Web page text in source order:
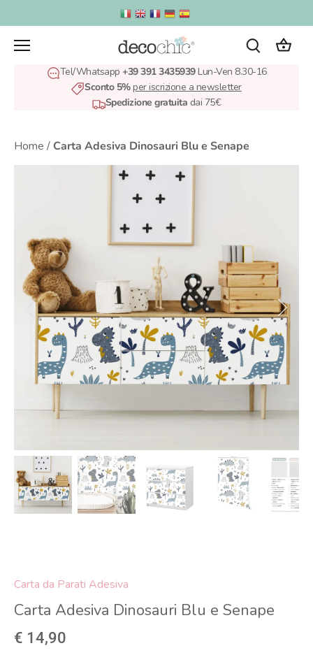
al
contenuto
Tel/Whatsapp +39 391 3435939Lun-Ven 8.30-16
Sconto 5%per iscrizione a newsletter
Spedizione gratuita dai 75€
Home / Carta Adesiva Dinosauri Blu e Senape
Carta da Parati Adesiva
Carta Adesiva Dinosauri Blu e Senape
€ 14,90